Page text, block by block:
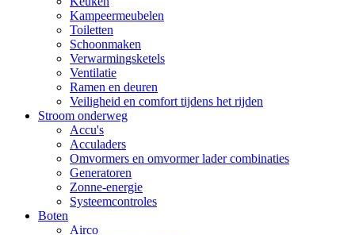
Kampeermeubelen
Toiletten
Schoonmaken
Verwarmingsketels
Ventilatie
Ramen en deuren
Veiligheid en comfort tijdens het rijden
Stroom onderweg
Accu's
Acculaders
Omvormers en omvormer lader combinaties
Generatoren
Zonne-energie
Systeemcontroles
Boten
Airco